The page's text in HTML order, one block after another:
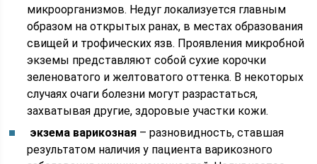
микроорганизмов. Недуг локализуется главным
образом на открытых ранах, в местах образования
свищей и трофических язв. Проявления микробной
экземы представляют собой сухие корочки
зеленоватого и желтоватого оттенка. В некоторых
случаях очаги болезни могут разрастаться,
захватывая другие, здоровые участки кожи.
экзема варикозная – разновидность, ставшая
результатом наличия у пациента варикозного